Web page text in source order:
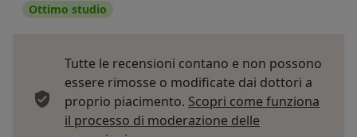
Ottimo studio
Tutte le recensioni contano e non possono
essere rimosse o modificate dai dottori a
proprio piacimento. Scopri come funziona
il processo di moderazione delle